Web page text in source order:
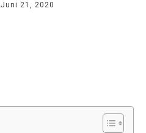
Juni 21, 2020